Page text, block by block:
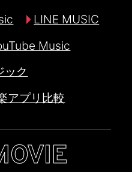
LINE MUSIC
Music
ック
アプリ比較